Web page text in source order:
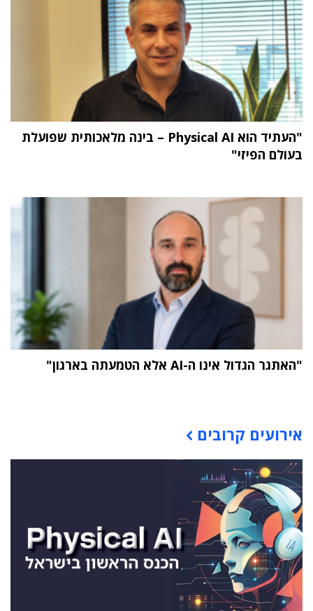
"העתיד הוא Physical AI – בינה מלאכותית שפועלת
בעולם הפיזי"
"האתגר הגדול אינו ה-AI אלא הטמעתה בארגון"
אירועים קרובים